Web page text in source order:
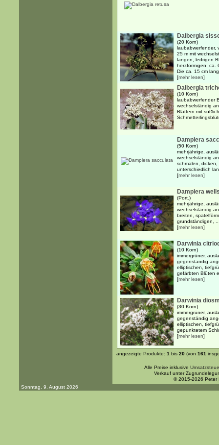
Dalbergia
(20 Korn)
laubabwerfender,
25 m mit
langen, ledrigen
herzförmigen, ca.
Die ca. 15 cm
[mehr lesen]
Dalbergia
(10 Korn)
laubabwerfender
wechselständig
Blättern mit
Dampiera
(50 Korn)
mehrjährige,
wechselständig
schmalen,
unterschiedlich
[mehr lesen]
Dampiera
(Port.)
mehrjährige,
wechselständig
breiten,
grundständigen,
[mehr lesen]
Darwinia
(10 Korn)
immergrüner,
gegenständig
elliptischen,
gefärbten Blüten
[mehr lesen]
Darwinia
(30 Korn)
immergrüner,
gegenständig
elliptischen,
gepunktetem
[mehr lesen]
angezeigte Produkte: 1 bis 20 (von 161
Alle Preise inklusive
Verkauf unter
© 2015-2026 Peter
Sonntag, 9. August 2026